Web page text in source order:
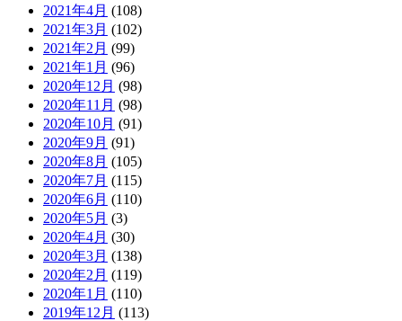
2021年4月 (108)
2021年3月 (102)
2021年2月 (99)
2021年1月 (96)
2020年12月 (98)
2020年11月 (98)
2020年10月 (91)
2020年9月 (91)
2020年8月 (105)
2020年7月 (115)
2020年6月 (110)
2020年5月 (3)
2020年4月 (30)
2020年3月 (138)
2020年2月 (119)
2020年1月 (110)
2019年12月 (113)